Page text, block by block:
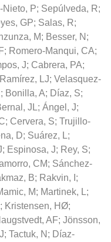
Nieto, P; Sepúlveda, R;
GP; Salas, R;
M; Besser, N ;
; Romero-Manqui, CA;
J; Cabrera, PA;
LJ; Velasquez-
; Bonilla, A; Díaz, S;
JL; Ángel, J;
; Cervera, S; Trujillo-
D; Suárez, L;
; Espinosa, J; Rey, S;
CM; Sánchez-
B; Rakvin, I ;
M; Martinek, L;
; Kristensen, HØ;
AF; Jönsson,
; Tactuk, N ; Díaz-